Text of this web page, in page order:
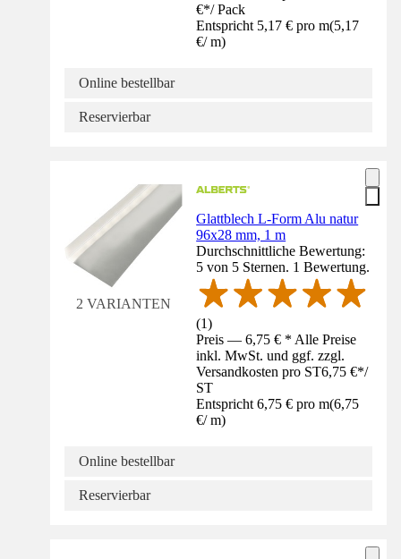
€*/ Pack
Entspricht 5,17 € pro m(5,17
€/ m)
Online bestellbar
Reservierbar
2 VARIANTEN
Glattblech L-Form Alu natur
96x28 mm, 1 m
Durchschnittliche Bewertung:
5 von 5 Sternen. 1 Bewertung.
(1)
Preis — 6,75 € * Alle Preise
inkl. MwSt. und ggf. zzgl.
Versandkosten pro ST6,75 €*/
ST
Entspricht 6,75 € pro m(6,75
€/ m)
Online bestellbar
Reservierbar